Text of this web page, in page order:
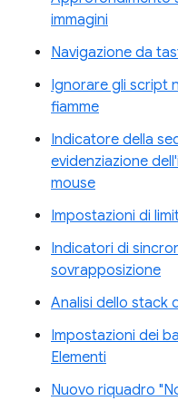
immagini
Navigazione da
Ignorare gli script
fiamme
Indicatore della
evidenziazione
mouse
Impostazioni di
Indicatori di
sovrapposizione
Analisi dello stack
Impostazioni dei
Elementi
Nuovo riquadro